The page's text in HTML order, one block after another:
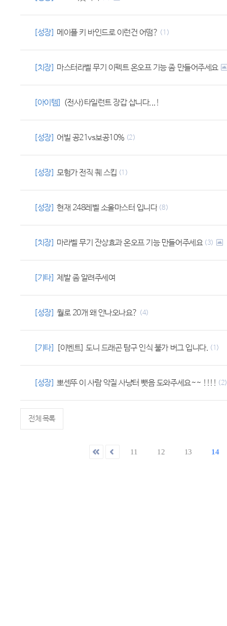
[성장] 메이플 키 바인드로 이런건 어떰? (1)
[치장] 마스터라벨 무기 이펙트 온오프 기능 좀 만들어주세요
[아이템] (전사)타일런트 장갑 삽니다...!
[성장] 어빌 공21vs보공10% (2)
[성장] 모험가 전직 퀘 스킵 (1)
[성장] 현재 248레벨 소울마스터 입니다 (8)
[치장] 마라벨 무기 잔상효과 온오프 기능 만들어주세요 (3)
[기타] 제발 좀 알려주세여
[성장] 월로 20개 왜 안나오나요? (4)
[기타] [이벤트] 도니 드래곤 탐구 인식 불가 버그 입니다. (1)
[성장] 뽀센뚜 이 사람 악질 사냥터 뺏음 도와주세요~~ !!!!
전체 목록
11 12 13 14